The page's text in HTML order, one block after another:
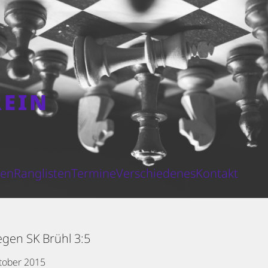
RanglistenTermineVerschiedenesKontakt
SK Brühl 3:5
2015